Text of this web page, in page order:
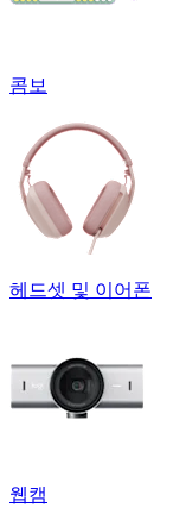
콤보
헤드셋 및 이어폰
웹캠